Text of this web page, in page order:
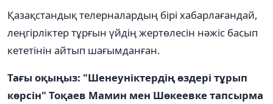
Қазақстандық телерналардың бірі хабарлағандай,
леңгірліктер тұрғын үйдің жертөлесін нәжіс басып
кететінін айтып шағымданған.
Тағы оқыңыз: "Шенеуніктердің өздері тұрып
көрсін" Тоқаев Мамин мен Шөкеевке тапсырма